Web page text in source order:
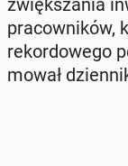
zwięk­sza­nia
pra­cow­ni­ków,
re­kor­do­we­go
mo­wał